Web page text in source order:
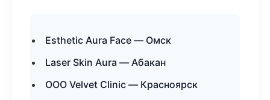
Esthetic Aura Face — Омск
Laser Skin Aura — Абакан
ООО Velvet Clinic — Красноярск